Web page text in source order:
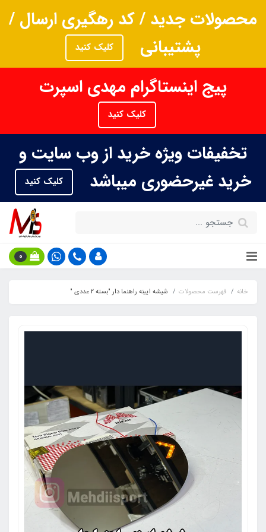
جدید / کد رهگیری ارسال /
پشتیبانی
کلیک کنید
اینستاگرام مهدی اسپرت
ویژه خرید از وب سایت و
غیرحضوری میباشد
کلیک کنید
0
محصولات شیشه ایینه راهنما دار "بسته 2 عددی "